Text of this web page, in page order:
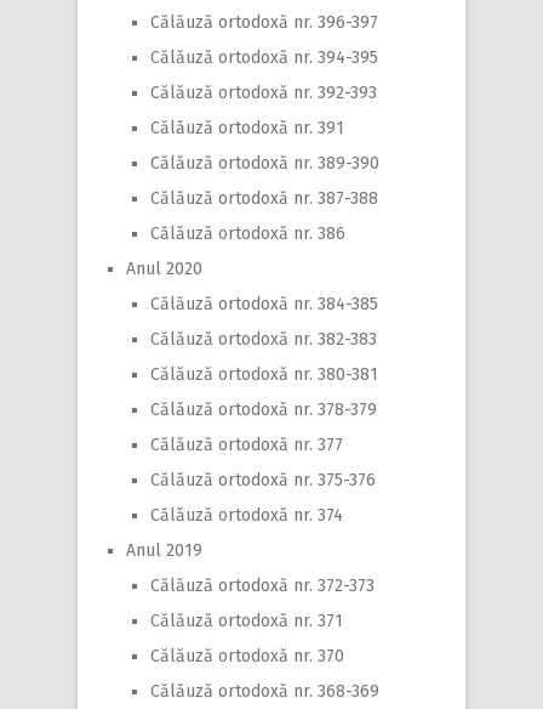
Călăuză ortodoxă nr. 396-397
Călăuză ortodoxă nr. 394-395
Călăuză ortodoxă nr. 392-393
Călăuză ortodoxă nr. 391
Călăuză ortodoxă nr. 389-390
Călăuză ortodoxă nr. 387-388
Călăuză ortodoxă nr. 386
Anul 2020
Călăuză ortodoxă nr. 384-385
Călăuză ortodoxă nr. 382-383
Călăuză ortodoxă nr. 380-381
Călăuză ortodoxă nr. 378-379
Călăuză ortodoxă nr. 377
Călăuză ortodoxă nr. 375-376
Călăuză ortodoxă nr. 374
Anul 2019
Călăuză ortodoxă nr. 372-373
Călăuză ortodoxă nr. 371
Călăuză ortodoxă nr. 370
Călăuză ortodoxă nr. 368-369